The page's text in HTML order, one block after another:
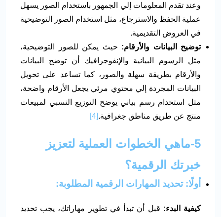
وعند تقدم المعلومات إلي الجمهور باستخدام الصور يسهل
عملية الحفظ والاسترجاع، مثل استخدام الصور التوضيحية
في العروض التقديمية.
توضيح البيانات والأرقام: حيث يمكن للصور التوضيحية،
مثل الرسوم البيانية والإنفوجرافيك أن توضح البيانات
والأرقام بطريقة سهلة والصور، كما تساعد على تحويل
البيانات المجردة إلي محتوي مرئي يجعل الأرقام واضحة،
مثل استخدام رسم بياني يوضح التوزيع النسبي لمبيعات
منتج عن طريق مناطق جغرافية.[4]
5-ماهي الخطوات العملية لتعزيز
خبرتك الرقمية؟
أولًا: تحديد المهارات الرقمية المطلوبة:
كيفية البدء: قبل أن تبدأ في تطوير مهاراتك، يجب تحديد